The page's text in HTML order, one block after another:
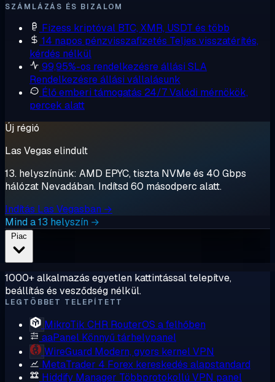
SZÁMLÁZÁS ÉS BIZALOM
Fizess kriptóval BTC, XMR, USDT és több
14 napos pénzvisszafizetés Teljes visszatérítés,
kérdés nélkül
99,95%-os rendelkezésre állási SLA
Rendelkezésre állási vállalásunk
Élő emberi támogatás 24/7Valódi mérnökök,
percek alatt
Új régió
Las Vegas elindult
13. helyszínünk: AMD EPYC, tiszta NVMe és 40 Gbps
hálózat Nevadában. Indítsd 60 másodperc alatt.
Indítás Las Vegasban →
Mind a 13 helyszín →
1000+ alkalmazás egyetlen kattintással telepítve,
beállítás és vesződség nélkül.
LEGTÖBBET TELEPÍTETT
MikroTik CHR RouterOS a felhőben
aaPanel Könnyű tárhelypanel
WireGuard Modern, gyors kernel VPN
MetaTrader 4 Forex kereskedés alapstandard
Hiddify Manager Többprotokollú VPN panel